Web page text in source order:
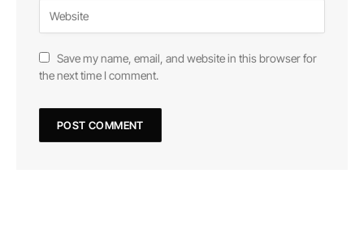
Save my name, email, and website in this browser for
the next time I comment.